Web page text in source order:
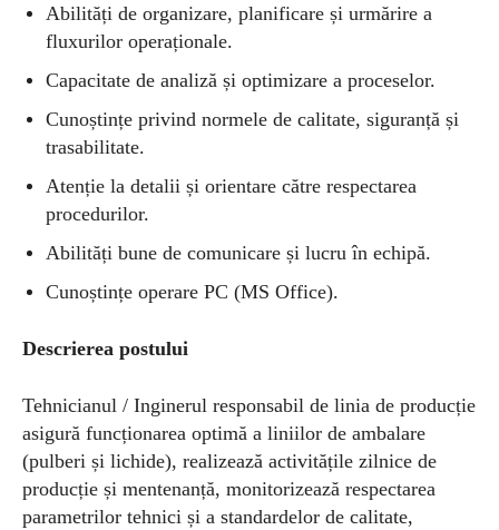
Abilități de organizare, planificare și urmărire a
fluxurilor operaționale.
Capacitate de analiză și optimizare a proceselor.
Cunoștințe privind normele de calitate, siguranță și
trasabilitate.
Atenție la detalii și orientare către respectarea
procedurilor.
Abilități bune de comunicare și lucru în echipă.
Cunoștințe operare PC (MS Office).
Descrierea postului
Tehnicianul / Inginerul responsabil de linia de producție
asigură funcționarea optimă a liniilor de ambalare
(pulberi și lichide), realizează activitățile zilnice de
producție și mentenanță, monitorizează respectarea
parametrilor tehnici și a standardelor de calitate,